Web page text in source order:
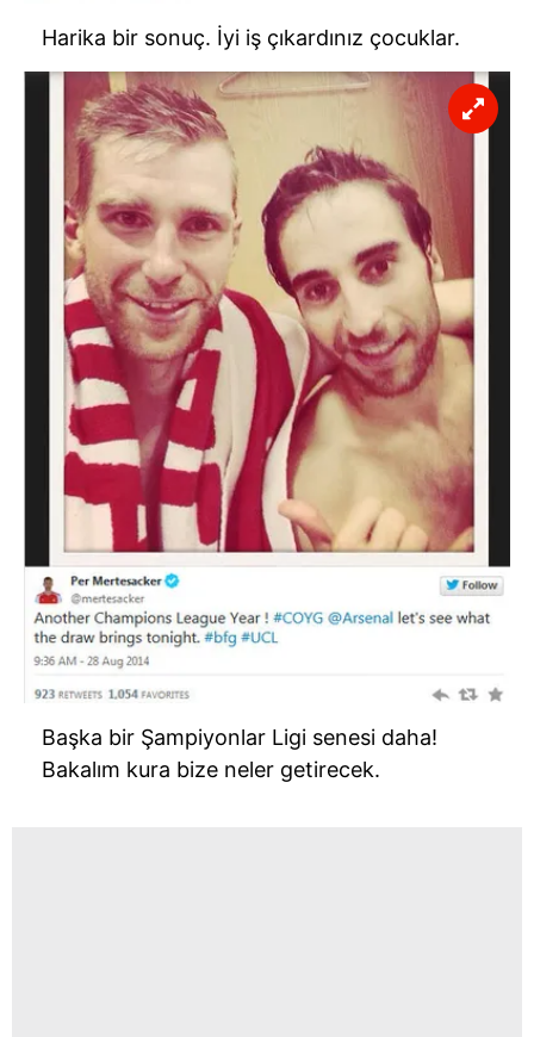
Harika bir sonuç. İyi iş çıkardınız çocuklar.
Başka bir Şampiyonlar Ligi senesi daha!
Bakalım kura bize neler getirecek.